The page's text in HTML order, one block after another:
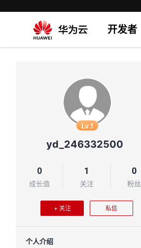
开发者
Lv.1
yd_246332500
0
成长值
1
关注
0
粉丝
+ 关注 私信
个人介绍